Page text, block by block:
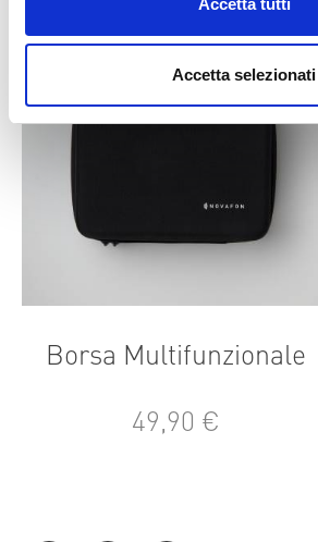
Accetta selezionati
Borsa Multifunzionale
49,90 €